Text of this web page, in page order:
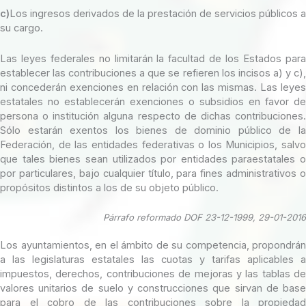
c)Los ingresos derivados de la prestación de servicios públicos a
su cargo.
Las leyes federales no limitarán la facultad de los Estados para
establecer las contribuciones a que se refieren los incisos a) y c),
ni concederán exenciones en relación con las mismas. Las leyes
estatales no establecerán exenciones o subsidios en favor de
persona o institución alguna respecto de dichas contribuciones.
Sólo estarán exentos los bienes de dominio público de la
Federación, de las entidades federativas o los Municipios, salvo
que tales bienes sean utilizados por entidades paraestatales o
por particulares, bajo cualquier título, para fines administrativos o
propósitos distintos a los de su objeto público.
Párrafo reformado DOF 23-12-1999, 29-01-2016
Los ayuntamientos, en el ámbito de su competencia, propondrán
a las legislaturas estatales las cuotas y tarifas aplicables a
impuestos, derechos, contribuciones de mejoras y las tablas de
valores unitarios de suelo y construcciones que sirvan de base
para el cobro de las contribuciones sobre la propiedad